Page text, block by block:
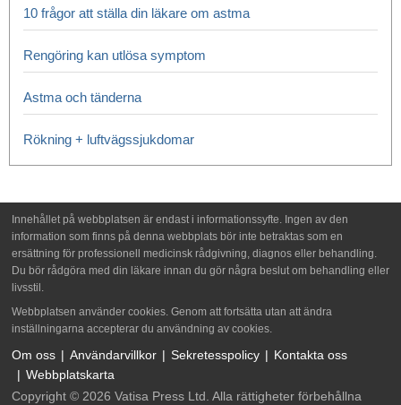
10 frågor att ställa din läkare om astma
Rengöring kan utlösa symptom
Astma och tänderna
Rökning + luftvägssjukdomar
Innehållet på webbplatsen är endast i informationssyfte. Ingen av den
information som finns på denna webbplats bör inte betraktas som en
ersättning för professionell medicinsk rådgivning, diagnos eller behandling.
Du bör rådgöra med din läkare innan du gör några beslut om behandling eller
livsstil.
Webbplatsen använder cookies. Genom att fortsätta utan att ändra
inställningarna accepterar du användning av cookies.
Om oss Användarvillkor Sekretesspolicy
Kontakta oss
Webbplatskarta
Copyright © 2026 Vatisa Press Ltd. Alla rättigheter förbehållna